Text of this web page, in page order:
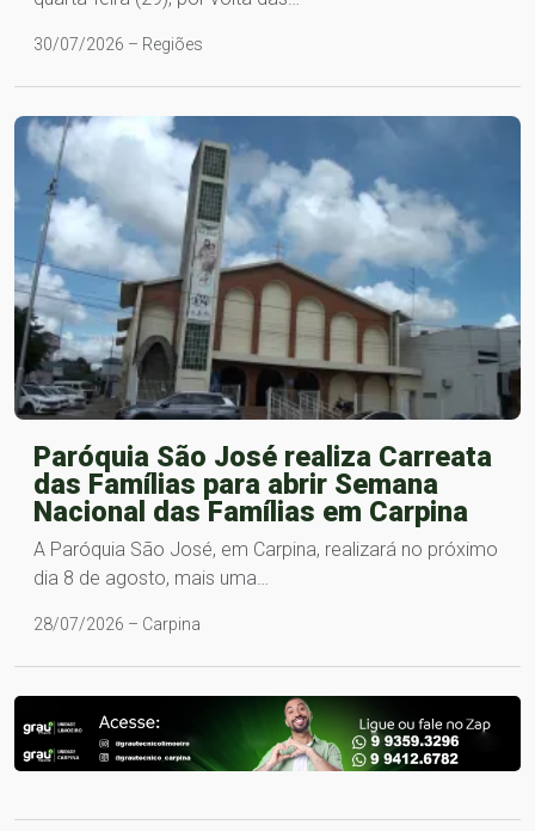
30/07/2026 – Regiões
Paróquia São José realiza Carreata
das Famílias para abrir Semana
Nacional das Famílias em Carpina
A Paróquia São José, em Carpina, realizará no próximo
dia 8 de agosto, mais uma…
28/07/2026 – Carpina